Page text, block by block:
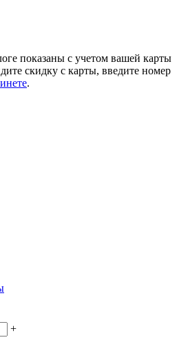
показаны с учетом вашей карты
скидку с карты, введите номер
.
+